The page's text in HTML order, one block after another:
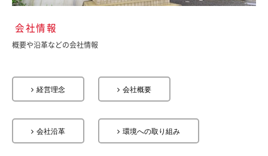
会社情報
概要や沿革などの会社情報
経営理念 会社概要
会社沿革 環境への取り組み